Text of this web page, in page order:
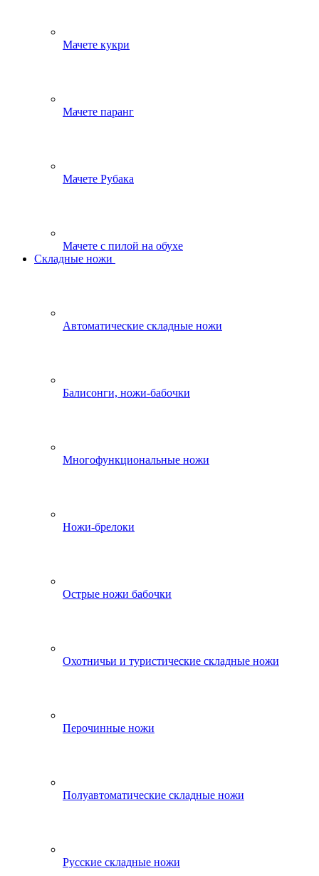
Мачете кукри
Мачете паранг
Мачете Рубака
Мачете с пилой на обухе
Складные ножи
Автоматические складные ножи
Балисонги, ножи-бабочки
Многофункциональные ножи
Ножи-брелоки
Острые ножи бабочки
Охотничьи и туристические складные ножи
Перочинные ножи
Полуавтоматические складные ножи
Русские складные ножи